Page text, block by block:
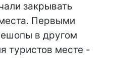
закрывать
Первыми
в другом
туристов месте -